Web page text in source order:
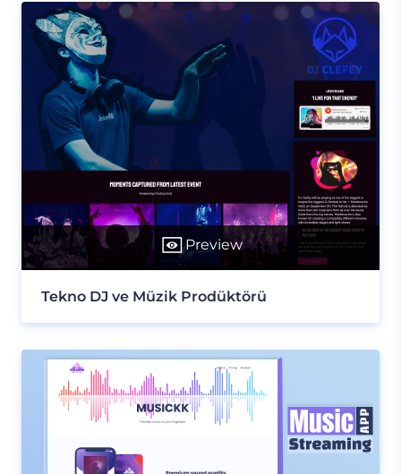
Preview
Tekno DJ ve Müzik Prodüktörü